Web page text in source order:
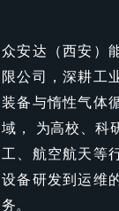
众安达（西安）
限公司，深耕工
装备与惰性气体
域， 为高校、科
工、航空航天等
设备研发到运维
务。